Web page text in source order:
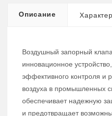
Описание
Воздушный запорный
инновационное
эффективного контроля и
воздуха в промышленных
обеспечивает надежную
и предотвращает